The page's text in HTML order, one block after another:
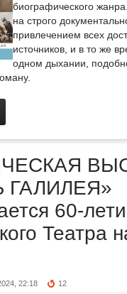
биографического
на строго
привлечением всех
источников, и в то же
одном дыхании,
ГАЛИЛЕЯ»
60-
Театра
22:18 12